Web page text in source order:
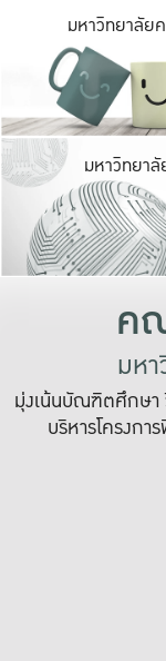
มหาวิทยาลัย
มหาวิทยา
ค
มห
มุ่งเน้นบัณฑิตศึกษา
บริหารโครงกา